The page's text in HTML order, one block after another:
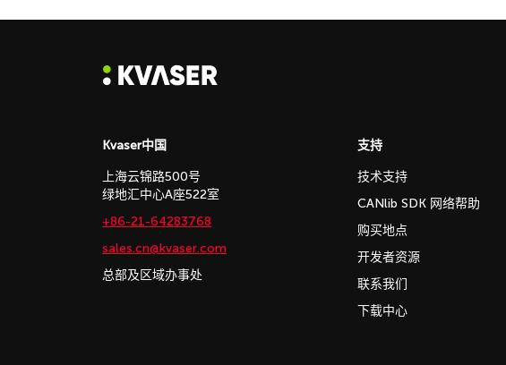
Kvaser中国
上海云锦路500号
绿地汇中心A座522室
+86-21-64283768
sales.cn@kvaser.com
总部及区域办事处
支持
技术支持
CANlib SDK 网络帮助
购买地点
开发者资源
联系我们
下载中心